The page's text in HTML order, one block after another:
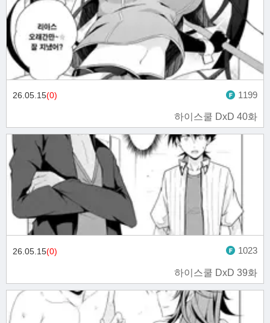
하이스쿨 DxD 40화
26.05.15(0) 1199
하이스쿨 DxD 39화
26.05.15(0) 1023